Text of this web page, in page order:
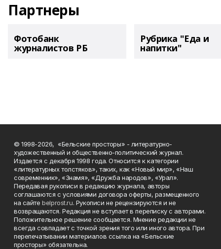
Партнеры
Фотобанк
журналистов РБ
Рубрика "Еда и
напитки"
© 1998-2026, «Бельские просторы» - литературно-
художественный и общественно-политический журнал.
Издается с декабря 1998 года. Относится к категории
«литературных толстяков», таких, как «Новый мир», «Наш
современник», «Знамя», «Дружба народов», «Урал».
Передавая рукописи в редакцию журнала, авторы
соглашаются с условиями договора оферты, размещенного
на сайтеbelprost.ru. Рукописи не рецензируются и не
возвращаются. Редакция не вступает в переписку с авторами.
Положительное решение сообщается. Мнение редакции не
всегда совпадает с точкой зрения того или иного автора. При
перепечатывании материалов ссылка на «Бельские
просторы» обязательна.